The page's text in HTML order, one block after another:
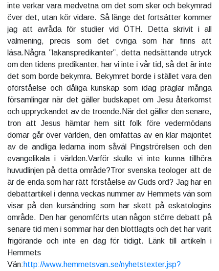
inte verkar vara medvetna om det som sker och bekymrad
över det, utan kör vidare. Så länge det fortsätter kommer
jag att avråda för studier vid ÖTH. Detta skrivit i all
välmening, precis som det övriga som här finns att
läsa.Några ”lakanspredikanter”, detta nedsättande utryck
om den tidens predikanter, har vi inte i vår tid, så det är inte
det som borde bekymra. Bekymret borde i stället vara den
oförståelse och dåliga kunskap som idag präglar många
församlingar när det gäller budskapet om Jesu återkomst
och uppryckandet av de troende.När det gäller den senare,
tron att Jesus hämtar hem sitt folk före vedermödans
domar går över världen, den omfattas av en klar majoritet
av de andliga ledarna inom såväl Pingströrelsen och den
evangelikala i världen.Varför skulle vi inte kunna tillhöra
huvudlinjen på detta område?Tror svenska teologer att de
är de enda som har rätt förståelse av Guds ord? Jag har en
debattartikel i denna veckas nummer av Hemmets vän som
visar på den kursändring som har skett på eskatologins
område. Den har genomförts utan någon större debatt på
senare tid men i sommar har den blottlagts och det har varit
frigörande och inte en dag för tidigt. Länk till artikeln i
Hemmets
Vän:http://www.hemmetsvan.se/nyhetstexter.jsp?